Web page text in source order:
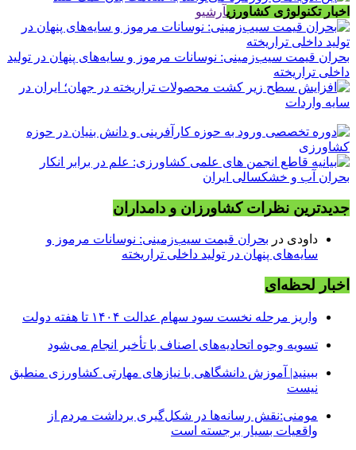
اخبار تکنولوژی کشاورزیآرشیو
بحران قیمت سیب‌زمینی: نوسانات مرموز و سایه‌های پنهان در تولید
داخلی تراریخته
جدیدترین نظرات کشاورزان و دامداران
داودی در بحران قیمت سیب‌زمینی: نوسانات مرموز و
سایه‌های پنهان در تولید داخلی تراریخته
اخبار لحظه‌ای
واریز مرحله نخست سود سهام عدالت ۱۴۰۴ تا هفته دولت
تسویه وجوه اتحادیه‌های اصناف با تأخیر انجام می‌شود
ببینید| آموزش دانشگاهی با نیازهای مهارتی کشاورزی منطبق
نیست
مومنی:نقش رسانه‌ها در شکل‌گیری برداشت مردم از
واقعیات بسیار برجسته است